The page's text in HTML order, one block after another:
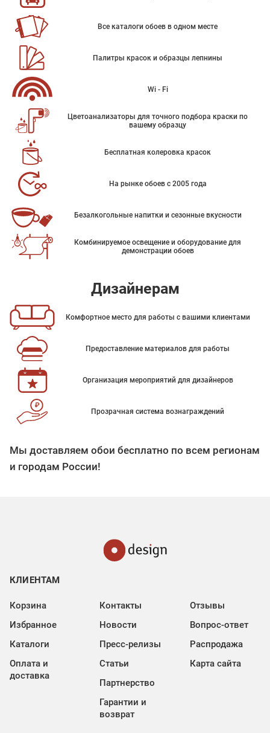
Все каталоги обоев в одном месте
Палитры красок и образцы лепнины
Wi - Fi
Цветоанализаторы для точного подбора краски по
вашему образцу
Бесплатная колеровка красок
На рынке обоев с 2005 года
Безалкогольные напитки и сезонные вкусности
Комбинируемое освещение и оборудование для
демонстрации обоев
Дизайнерам
Организация мероприятий для дизайнеров
Отзывы